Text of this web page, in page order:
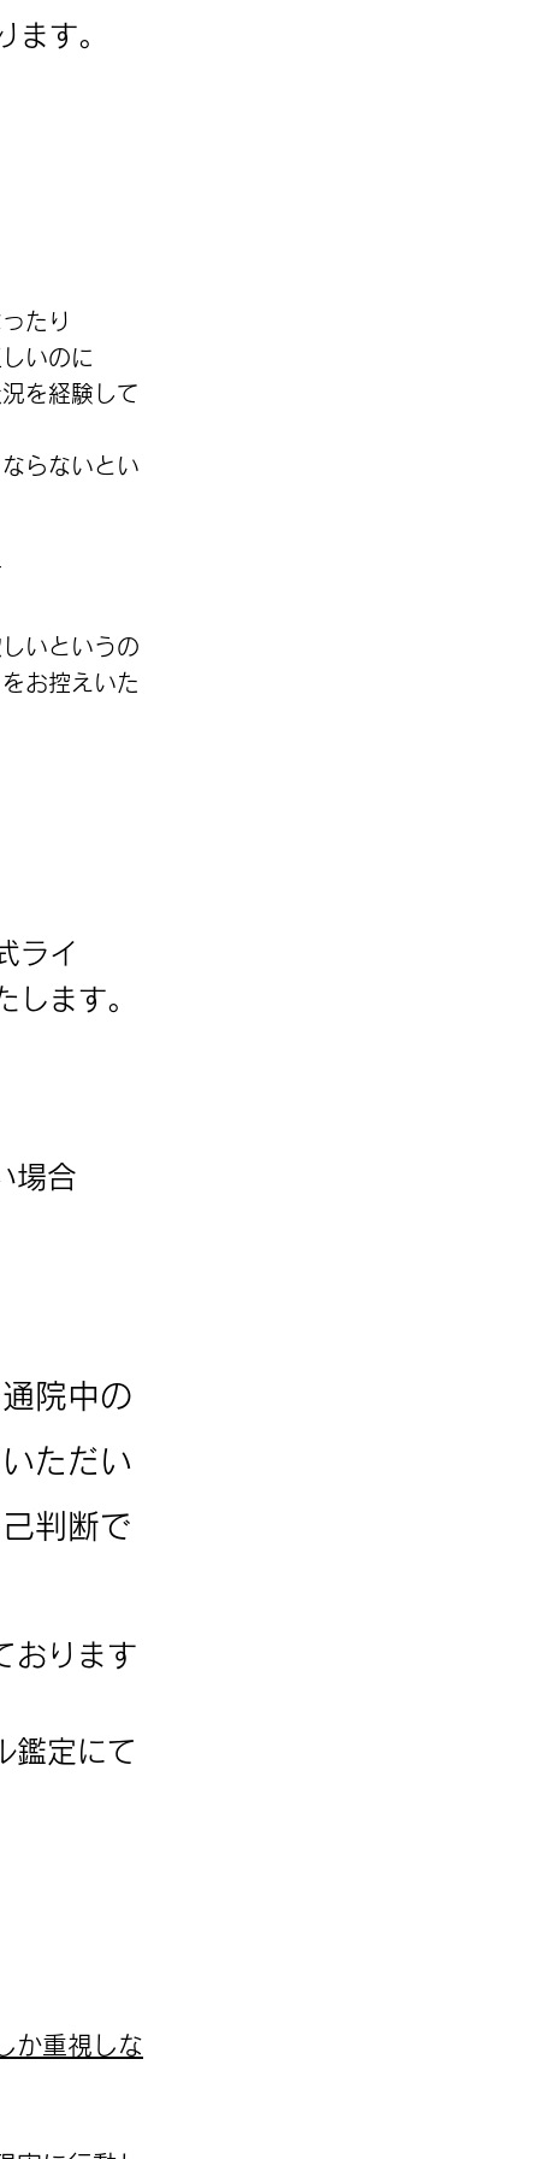
ます。
たり
いのに
を経験して
らないとい
いというの
お控えいた
ライ
す。
場合
院中の
ただい
判断で
おります
鑑定にて
か重視しな